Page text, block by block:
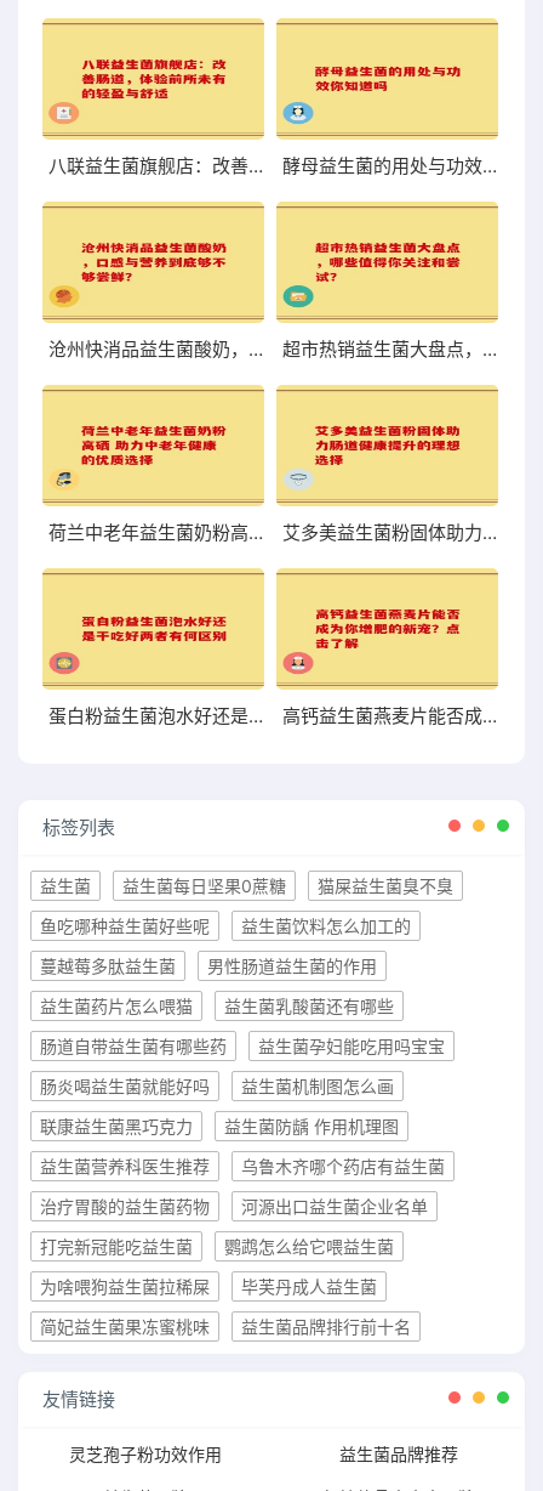
八联益生菌旗舰店：改善肠道，体验前所未有的轻盈与舒适 酵母益生菌的用处与功效你知道吗
沧州快消品益生菌酸奶，口感与营养到底够不够尝鲜？ 超市热销益生菌大盘点，哪些值得你关注和尝试？
荷兰中老年益生菌奶粉高硒 助力中老年健康的优质选择 艾多美益生菌粉固体助力肠道健康提升的理想选择
蛋白粉益生菌泡水好还是干吃好两者有何区别 高钙益生菌燕麦片能否成为你增肥的新宠？点击了解
标签列表
益生菌 益生菌每日坚果0蔗糖
猫屎益生菌臭不臭
鱼吃哪种益生菌好些呢
益生菌饮料怎么加工的
蔓越莓多肽益生菌
男性肠道益生菌的作用
益生菌药片怎么喂猫
益生菌乳酸菌还有哪些
肠道自带益生菌有哪些药
益生菌孕妇能吃用吗宝宝
肠炎喝益生菌就能好吗
益生菌机制图怎么画
联康益生菌黑巧克力
益生菌防龋 作用机理图
益生菌营养科医生推荐
乌鲁木齐哪个药店有益生菌
治疗胃酸的益生菌药物
河源出口益生菌企业名单
打完新冠能吃益生菌
鹦鹉怎么给它喂益生菌
为啥喂狗益生菌拉稀屎
毕芙丹成人益生菌
简妃益生菌果冻蜜桃味
益生菌品牌排行前十名
友情链接
灵芝孢子粉功效作用 益生菌品牌推荐